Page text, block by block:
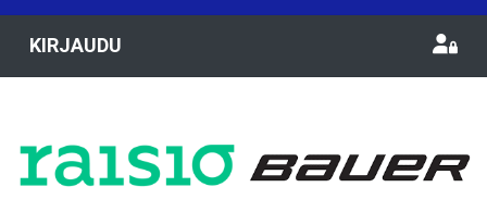
KIRJAUDU